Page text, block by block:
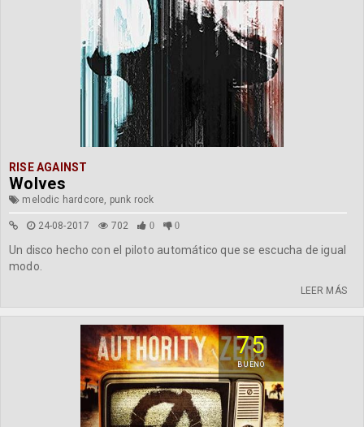
RISE AGAINST
Wolves
melodic hardcore, punk rock
24-08-2017 702 0 0
Un disco hecho con el piloto automático que se escucha de igual
modo.
LEER MÁS
75
BUENO